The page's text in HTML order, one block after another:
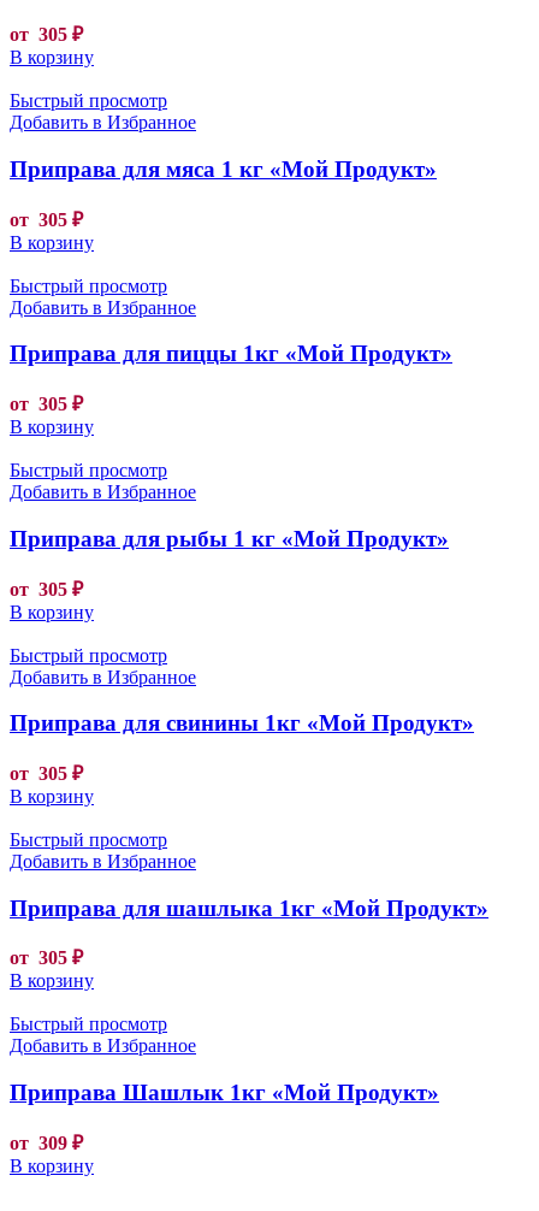
от 305 ₽
В корзину
Быстрый просмотр
Добавить в Избранное
Приправа для мяса 1 кг «Мой Продукт»
от 305 ₽
В корзину
Быстрый просмотр
Добавить в Избранное
Приправа для пиццы 1кг «Мой Продукт»
от 305 ₽
В корзину
Быстрый просмотр
Добавить в Избранное
Приправа для рыбы 1 кг «Мой Продукт»
от 305 ₽
В корзину
Быстрый просмотр
Добавить в Избранное
Приправа для свинины 1кг «Мой Продукт»
от 305 ₽
В корзину
Быстрый просмотр
Добавить в Избранное
Приправа для шашлыка 1кг «Мой Продукт»
от 305 ₽
В корзину
Быстрый просмотр
Добавить в Избранное
Приправа Шашлык 1кг «Мой Продукт»
от 309 ₽
В корзину